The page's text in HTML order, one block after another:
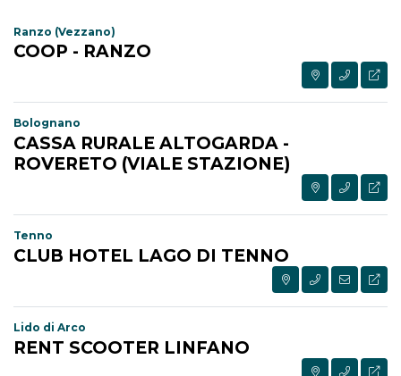
Ranzo (Vezzano)
COOP - RANZO
Bolognano
CASSA RURALE ALTOGARDA -
ROVERETO (VIALE STAZIONE)
Tenno
CLUB HOTEL LAGO DI TENNO
Lido di Arco
RENT SCOOTER LINFANO